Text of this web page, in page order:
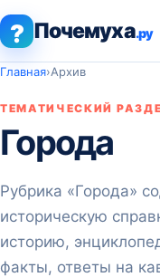
? Почемуха.ру
Главная›Архив
ТЕМАТИЧЕСКИЙ
Города
Рубрика «Города»
историческую
историю,
факты, ответы на